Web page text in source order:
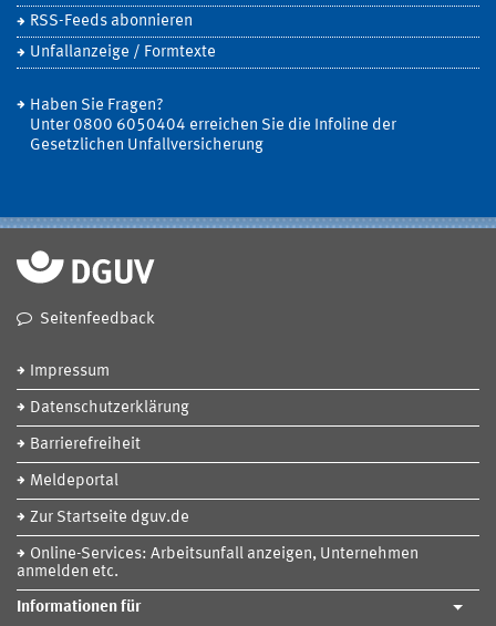
RSS-Feeds abonnieren
Unfallanzeige / Formtexte
Haben Sie Fragen?
Unter 0800 6050404 erreichen Sie die Infoline der
Gesetzlichen Unfallversicherung
Seitenfeedback
Impressum
Datenschutzerklärung
Barrierefreiheit
Meldeportal
Zur Startseite dguv.de
Online-Services: Arbeitsunfall anzeigen, Unternehmen
anmelden etc.
Informationen für